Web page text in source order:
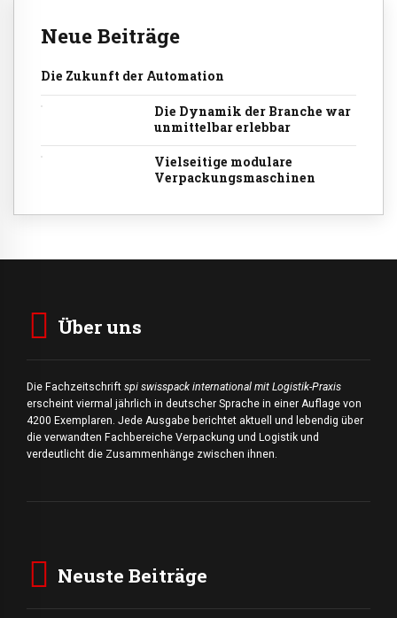
Neue Beiträge
Die Zukunft der Automation
Die Dynamik der Branche war
unmittelbar erlebbar
Vielseitige modulare
Verpackungsmaschinen
Über uns
Die Fachzeitschrift spi swisspack international mit Logistik-Praxis
erscheint viermal jährlich in deutscher Sprache in einer Auflage von
4200 Exemplaren. Jede Ausgabe berichtet aktuell und lebendig über
die verwandten Fachbereiche Verpackung und Logistik und
verdeutlicht die Zusammenhänge zwischen ihnen.
Neuste Beiträge